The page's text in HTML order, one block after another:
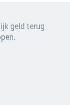
geld terug